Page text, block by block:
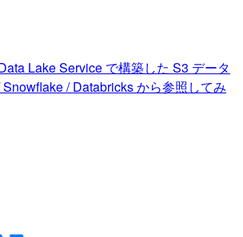
Lake Service で構築した S3 データ
/ Databricks から参照してみ